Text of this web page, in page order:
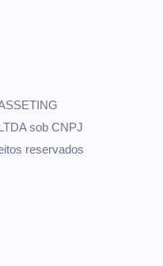
sob CNPJ
reservados